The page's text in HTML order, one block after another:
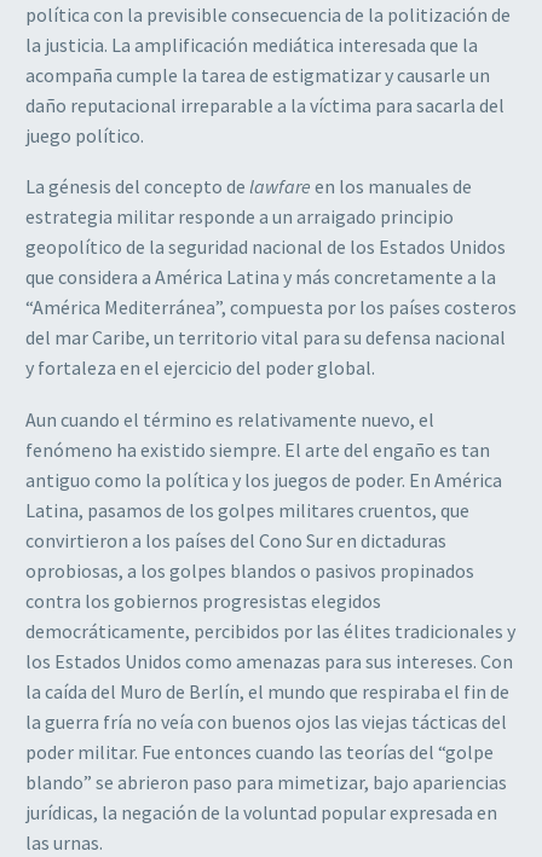
política con la previsible consecuencia de la politización de
la justicia. La amplificación mediática interesada que la
acompaña cumple la tarea de estigmatizar y causarle un
daño reputacional irreparable a la víctima para sacarla del
juego político.
La génesis del concepto de lawfare en los manuales de
estrategia militar responde a un arraigado principio
geopolítico de la seguridad nacional de los Estados Unidos
que considera a América Latina y más concretamente a la
“América Mediterránea”, compuesta por los países costeros
del mar Caribe, un territorio vital para su defensa nacional
y fortaleza en el ejercicio del poder global.
Aun cuando el término es relativamente nuevo, el
fenómeno ha existido siempre. El arte del engaño es tan
antiguo como la política y los juegos de poder. En América
Latina, pasamos de los golpes militares cruentos, que
convirtieron a los países del Cono Sur en dictaduras
oprobiosas, a los golpes blandos o pasivos propinados
contra los gobiernos progresistas elegidos
democráticamente, percibidos por las élites tradicionales y
los Estados Unidos como amenazas para sus intereses. Con
la caída del Muro de Berlín, el mundo que respiraba el fin de
la guerra fría no veía con buenos ojos las viejas tácticas del
poder militar. Fue entonces cuando las teorías del “golpe
blando” se abrieron paso para mimetizar, bajo apariencias
jurídicas, la negación de la voluntad popular expresada en
las urnas.